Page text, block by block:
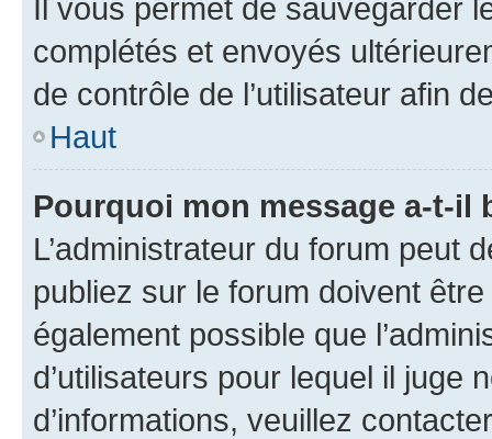
Il vous permet de sauvegarder
complétés et envoyés
de contrôle de l’utilisateur afin
Haut
Pourquoi mon message a-t-il
L’administrateur du forum peut
publiez sur le forum doivent
également possible que
d’utilisateurs pour lequel il juge
d’informations, veuillez